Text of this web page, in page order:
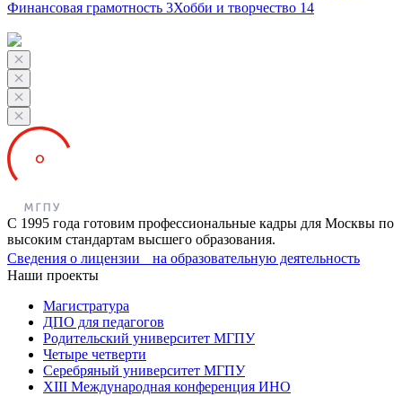
Финансовая грамотность 3Хобби и творчество 14
С 1995 года готовим профессиональные кадры для Москвы по
высоким стандартам высшего образования.
Сведения о лицензии на образовательную деятельность
Наши проекты
Магистратура
ДПО для педагогов
Родительский университет МГПУ
Четыре четверти
Серебряный университет МГПУ
XIII Международная конференция ИНО